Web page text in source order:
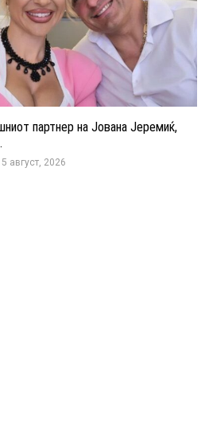
партнер на Јована Јеремиќ,
август, 2026